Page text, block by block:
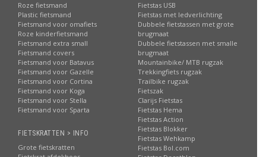
Roze fietsmand
Plastic fietsmand
Fietsmand voor omafiets
Roze kinderfietsmand
Fietsmand extra small
Fietsmand covers
Fietsmand voor Batavus
Fietsmand voor Gazelle
Fietsmand voor Cortina
Fietsmand voor Koga
Fietsmand voor Stella
Fietsmand voor Sparta
FIETSKRATTEN > INFO
Grote fietskratten
Fietstas USB
Fietstas met ledverlichting
Dubbele fietstassen met grote
brugmaat
Dubbele fietstassen met smalle
brugmaat
Mountainbike/ MTB rugzak
Trekkingfiets rugzak
Trailbike rugzak
Fietszak
Clarijs Fietstas
Fietstas Hema
Fietstas Action
Fietstas Blokker
Fietstas Wehkamp
Fietstas Bol.com